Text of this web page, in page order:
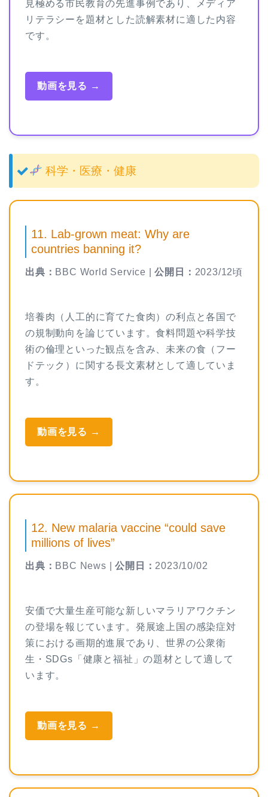
見極める市民教育の先進事例であり、メディア
リテラシーを題材とした読解素材に適した内容
です。
動画を見る →
科学・医療・健康
11. Lab-grown meat: Why are
countries banning it?
出典： BBC World Service |公開日： 2023/12頃
培養肉（人工的に育てた食肉）の利点と各国で
の規制動向を論じています。食料問題や科学技
術の倫理といった観点を含み、未来の食（フー
ドテック）に関する長文素材として適していま
す。
動画を見る →
12. New malaria vaccine “could save
millions of lives”
出典： BBC News |公開日： 2023/10/02
安価で大量生産可能な新しいマラリアワクチン
の登場を報じています。発展途上国の感染症対
策における画期的進展であり、世界の公衆衛
生・SDGs「健康と福祉」の題材として適して
います。
動画を見る →